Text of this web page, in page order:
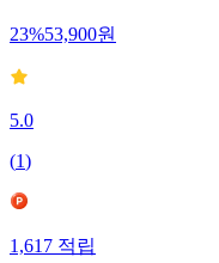
23%53,900원
5.0
(1)
1,617적립